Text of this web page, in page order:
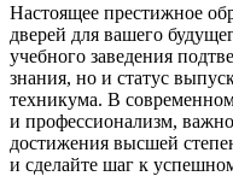
Настоящее престижное
дверей для вашего
учебного заведения
знания, но и статус
техникума. В
и профессионализм,
достижения высшей
и сделайте шаг к